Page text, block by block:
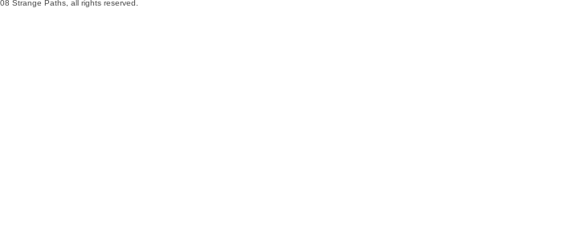
Strange Paths, all rights reserved.